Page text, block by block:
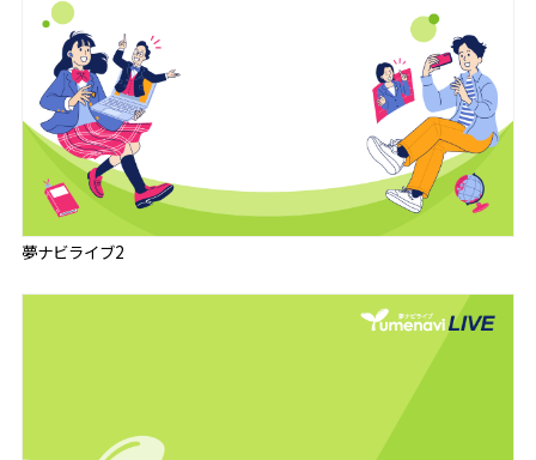
夢ナビライブ2